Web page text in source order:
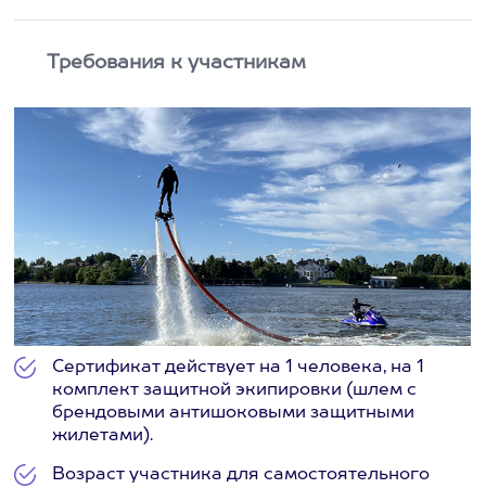
Требования к участникам
Сертификат действует на 1 человека, на 1
комплект защитной экипировки (шлем с
брендовыми антишоковыми защитными
жилетами).
Возраст участника для самостоятельного